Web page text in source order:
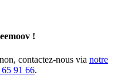
!
contactez-nous via notre
91 66.